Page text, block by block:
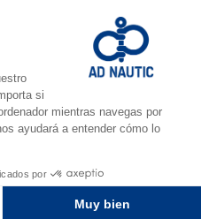
exclusivas